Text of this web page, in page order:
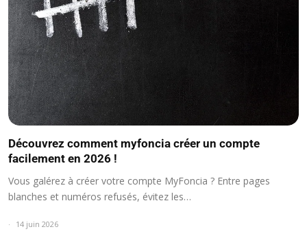
Découvrez comment myfoncia créer un compte
facilement en 2026 !
Vous galérez à créer votre compte MyFoncia ? Entre pages
blanches et numéros refusés, évitez les…
14 juin 2026